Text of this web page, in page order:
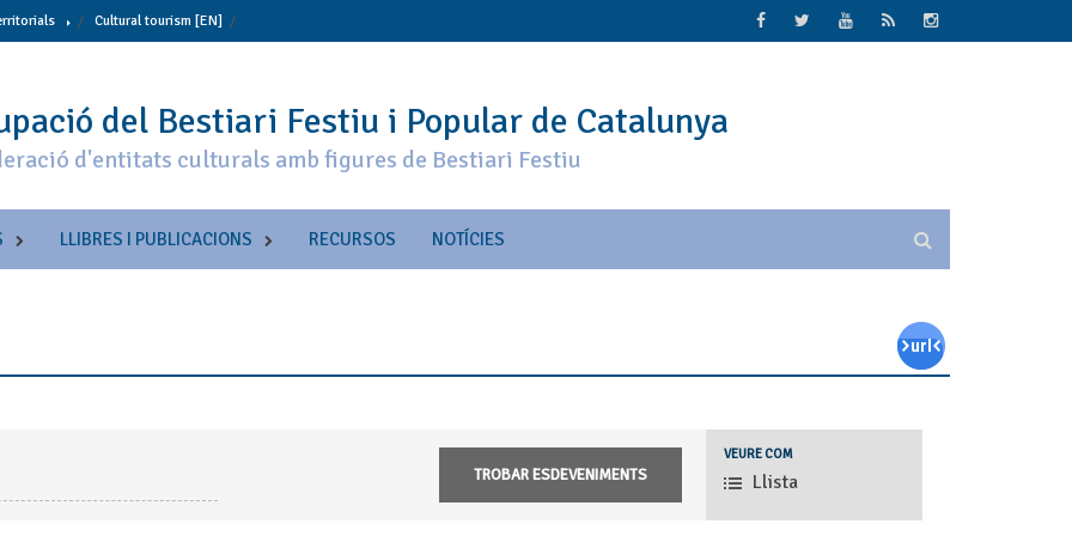
Cultural tourism [EN]
del Bestiari Festiu i Popular de Catalunya
d'entitats culturals amb figures de Bestiari Festiu
LLIBRES I PUBLICACIONS RECURSOS NOTÍCIES
Navegació
de
vistes
VEURE COM
Llista